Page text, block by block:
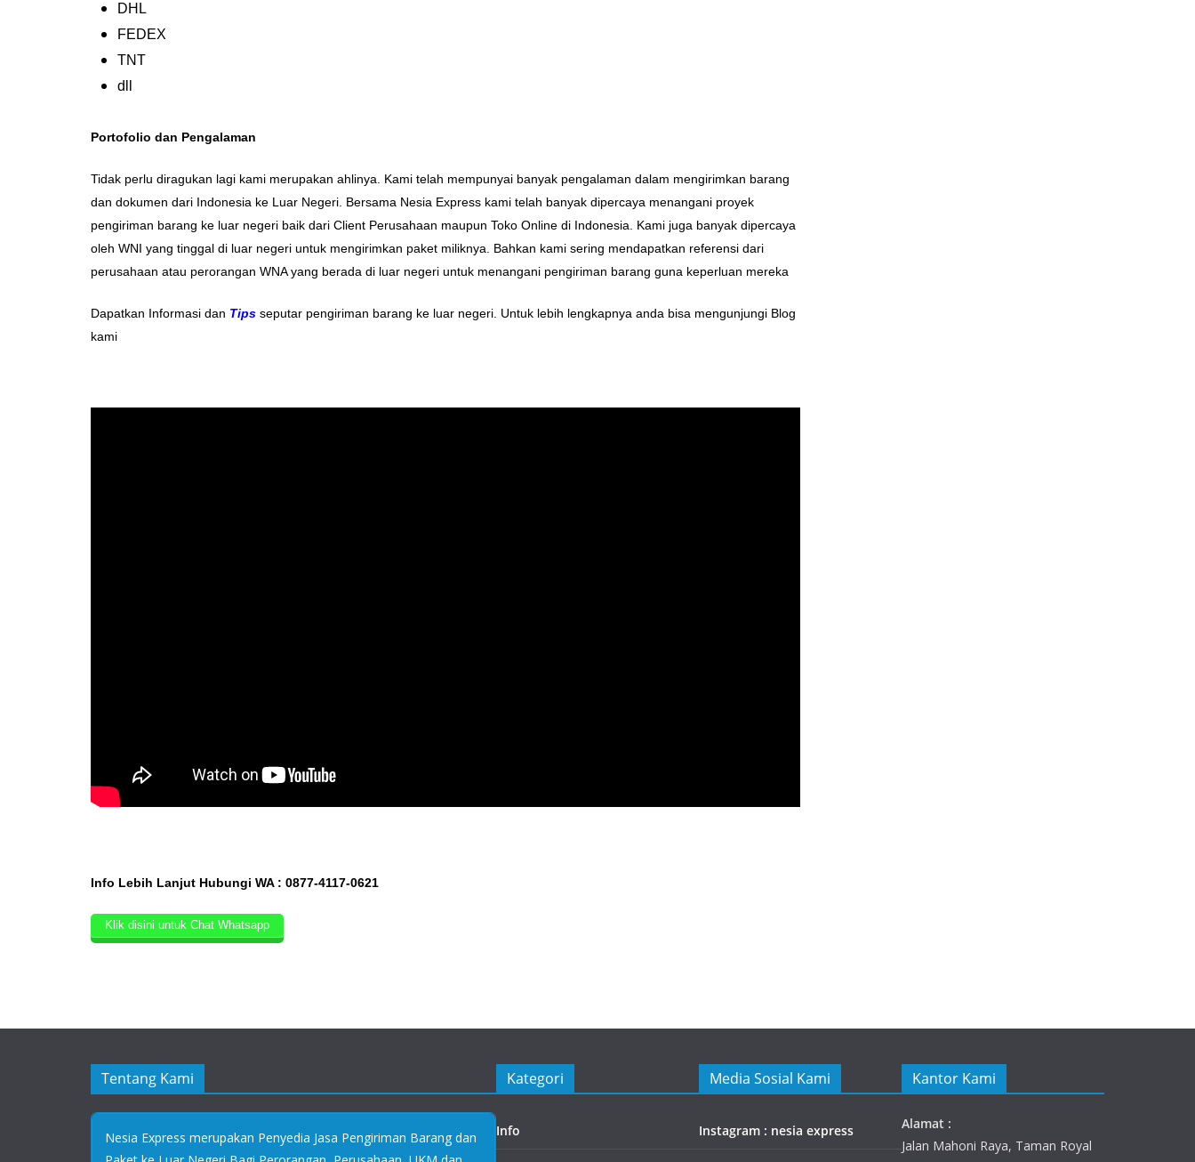
DHL
FEDEX
TNT
dll
Portofolio dan Pengalaman
Tidak perlu diragukan lagi kami merupakan ahlinya. Kami telah mempunyai banyak pengalaman dalam mengirimkan barang
dan dokumen dari Indonesia ke Luar Negeri. Bersama Nesia Express kami telah banyak dipercaya menangani proyek
pengiriman barang ke luar negeri baik dari Client Perusahaan maupun Toko Online di Indonesia. Kami juga banyak dipercaya
oleh WNI yang tinggal di luar negeri untuk mengirimkan paket miliknya. Bahkan kami sering mendapatkan referensi dari
perusahaan atau perorangan WNA yang berada di luar negeri untuk menangani pengiriman barang guna keperluan mereka
Dapatkan Informasi dan Tips seputar pengiriman barang ke luar negeri. Untuk lebih lengkapnya anda bisa mengunjungi Blog
kami
Info Lebih Lanjut Hubungi WA : 0877-4117-0621
Klik disini untuk Chat Whatsapp
Tentang Kami
Nesia Express merupakan Penyedia Jasa Pengiriman Barang dan
Kategori
Info
Media Sosial Kami
Instagram : nesia express
Kantor Kami
Alamat :
Jalan Mahoni Raya, Taman Royal